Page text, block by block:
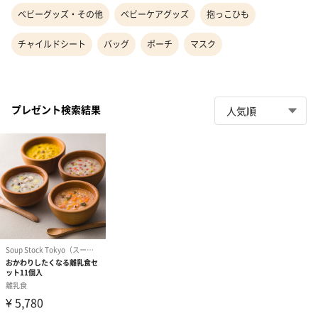
ベビーグッズ・その他 ベビーケアグッズ 抱っこひも
チャイルドシート バッグ ポーチ マスク
プレゼント検索結果